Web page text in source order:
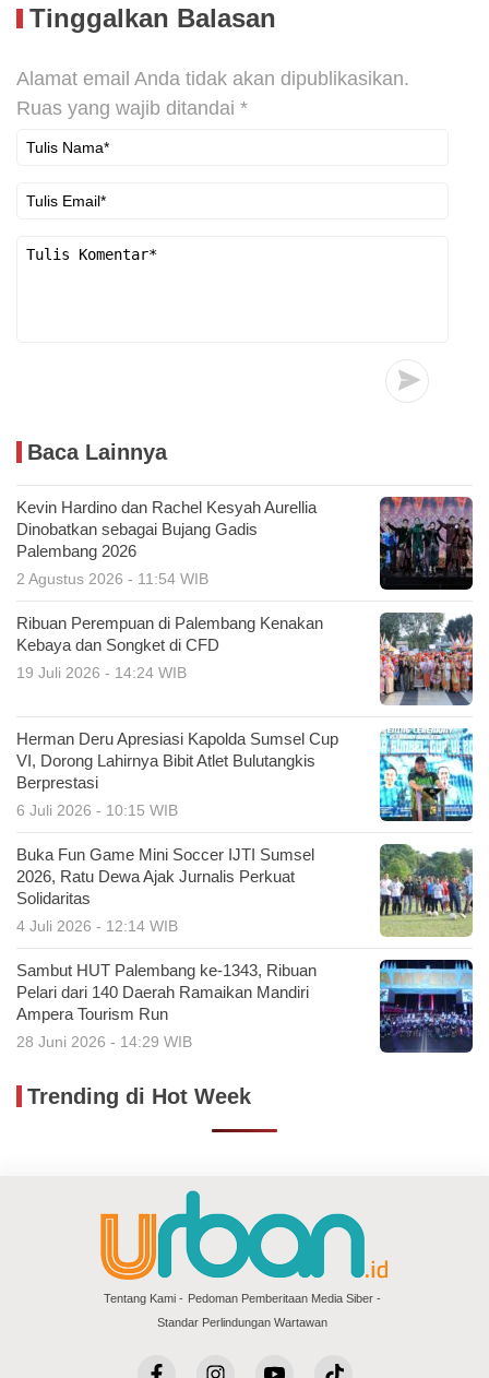
Tinggalkan Balasan
Alamat email Anda tidak akan dipublikasikan.
Ruas yang wajib ditandai *
Baca Lainnya
Kevin Hardino dan Rachel Kesyah Aurellia
Dinobatkan sebagai Bujang Gadis
Palembang 2026
2 Agustus 2026 - 11:54 WIB
Ribuan Perempuan di Palembang Kenakan
Kebaya dan Songket di CFD
19 Juli 2026 - 14:24 WIB
Herman Deru Apresiasi Kapolda Sumsel Cup
VI, Dorong Lahirnya Bibit Atlet Bulutangkis
Berprestasi
6 Juli 2026 - 10:15 WIB
Buka Fun Game Mini Soccer IJTI Sumsel
2026, Ratu Dewa Ajak Jurnalis Perkuat
Solidaritas
4 Juli 2026 - 12:14 WIB
Sambut HUT Palembang ke-1343, Ribuan
Pelari dari 140 Daerah Ramaikan Mandiri
Ampera Tourism Run
28 Juni 2026 - 14:29 WIB
Trending di Hot Week
Tentang Kami
Pedoman Pemberitaan Media Siber
Standar Perlindungan Wartawan